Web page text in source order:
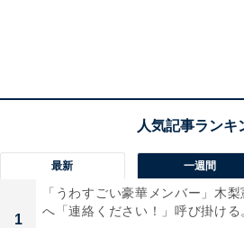
最新 一週間
1
「うわすごい豪華メンバー」木梨
へ「連絡ください！」呼び掛け